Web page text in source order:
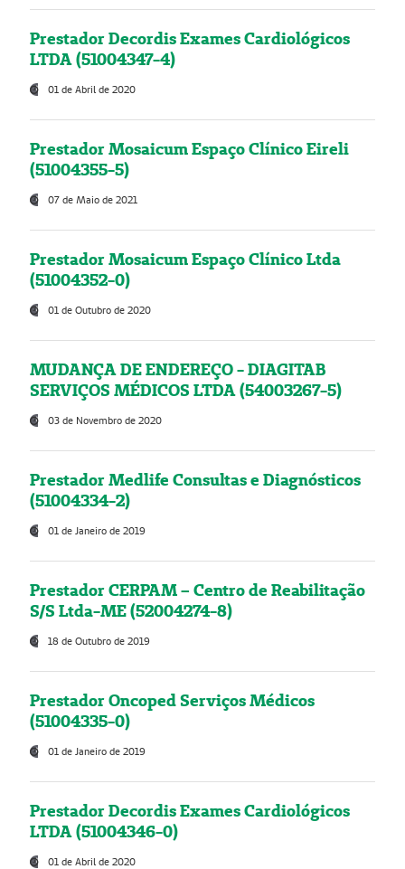
Prestador Decordis Exames Cardiológicos
LTDA (51004347-4)
01 de Abril de 2020
Prestador Mosaicum Espaço Clínico Eireli
(51004355-5)
07 de Maio de 2021
Prestador Mosaicum Espaço Clínico Ltda
(51004352-0)
01 de Outubro de 2020
MUDANÇA DE ENDEREÇO - DIAGITAB
SERVIÇOS MÉDICOS LTDA (54003267-5)
03 de Novembro de 2020
Prestador Medlife Consultas e Diagnósticos
(51004334-2)
01 de Janeiro de 2019
Prestador CERPAM – Centro de Reabilitação
S/S Ltda-ME (52004274-8)
18 de Outubro de 2019
Prestador Oncoped Serviços Médicos
(51004335-0)
01 de Janeiro de 2019
Prestador Decordis Exames Cardiológicos
LTDA (51004346-0)
01 de Abril de 2020